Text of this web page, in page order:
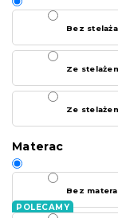
Bez stelaża
Ze
Ze
Materac
Bez